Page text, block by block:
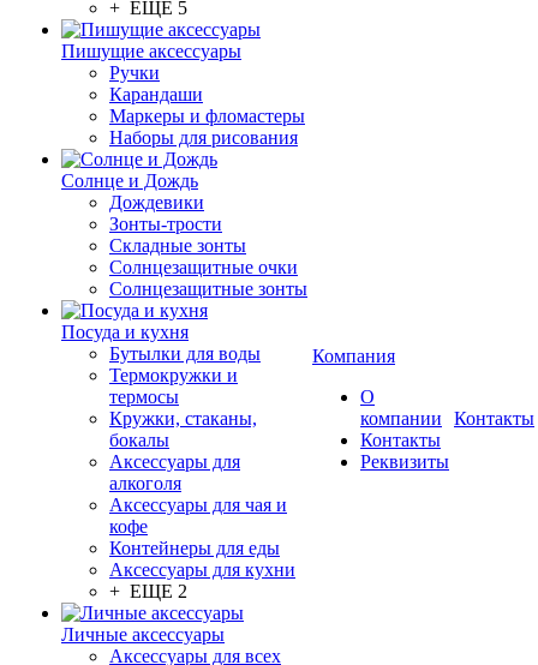
+ ЕЩЕ 5
Пишущие аксессуары
Ручки
Карандаши
Маркеры и фломастеры
Наборы для рисования
Солнце и Дождь
Дождевики
Зонты-трости
Складные зонты
Солнцезащитные очки
Солнцезащитные зонты
Посуда и кухня
Бутылки для воды
Термокружки и
термосы
Кружки, стаканы,
бокалы
Аксессуары для
алкоголя
Аксессуары для чая и
кофе
Контейнеры для еды
Аксессуары для кухни
+ ЕЩЕ 2
Личные аксессуары
Аксессуары для всех
Компания
О
компании
Контакты
Реквизиты
Контакты